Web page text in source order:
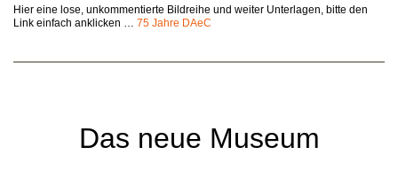
Hier eine lose, unkommentierte Bildreihe und weiter Unterlagen, bitte den
Link einfach anklicken … 75 Jahre DAeC
Das neue Museum